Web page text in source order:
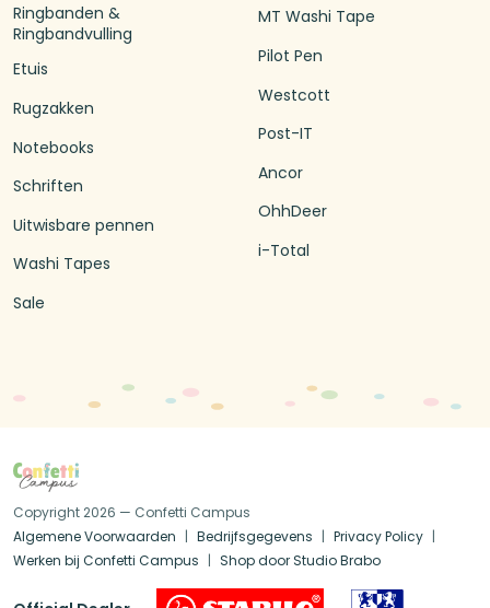
Ringbanden &
Ringbandvulling
Etuis
Rugzakken
Notebooks
Schriften
Uitwisbare pennen
Washi Tapes
Sale
MT Washi Tape
Pilot Pen
Westcott
Post-IT
Ancor
OhhDeer
i-Total
Copyright 2026 — Confetti Campus
Algemene Voorwaarden
Bedrijfsgegevens
Privacy Policy
Werken bij Confetti Campus
Shop door Studio Brabo